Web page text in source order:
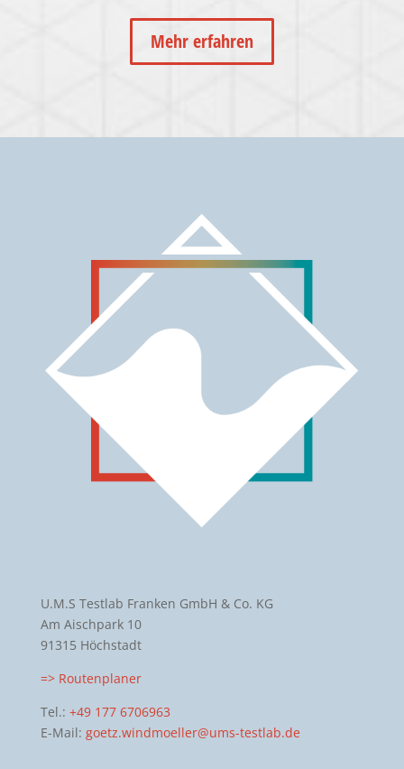
Mehr erfahren
U.M.S Testlab Franken GmbH & Co. KG
Am Aischpark 10
91315 Höchstadt
=> Routenplaner
Tel.: +49 177 6706963
E-Mail: goetz.windmoeller@ums-testlab.de